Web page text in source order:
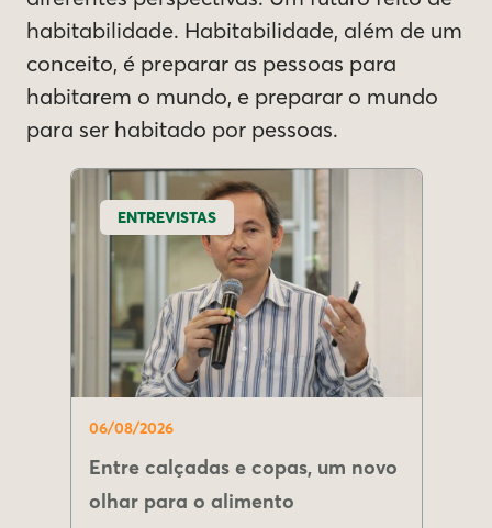
habitabilidade. Habitabilidade, além de um
conceito, é preparar as pessoas para
habitarem o mundo, e preparar o mundo
para ser habitado por pessoas.
ENTREVISTAS
06/08/2026
Entre calçadas e copas, um novo
olhar para o alimento